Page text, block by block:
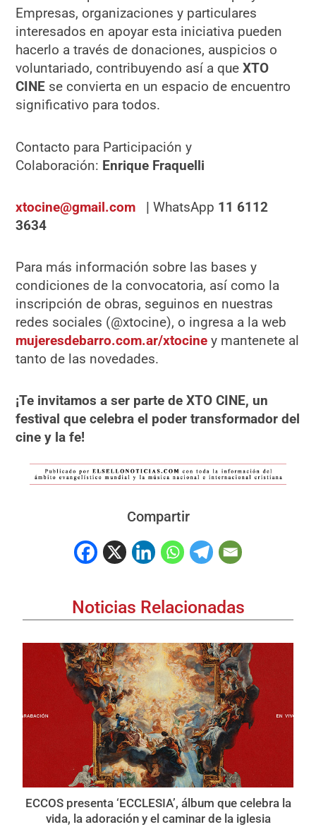
Empresas, organizaciones y particulares
interesados en apoyar esta iniciativa pueden
hacerlo a través de donaciones, auspicios o
voluntariado, contribuyendo así a queXTO
CINE se convierta en un espacio de encuentro
significativo para todos.
Contacto para Participación y
Colaboración: Enrique Fraquelli
xtocine@gmail.com |WhatsApp 11 6112
3634
Para más información sobre las bases y
condiciones de la convocatoria, así como la
inscripción de obras, seguinos en nuestras
redes sociales (@xtocine), o ingresa a la web
mujeresdebarro.com.ar/xtocine y mantenete al
tanto de las novedades.
¡Te invitamos a ser parte de XTO CINE, un
festival que celebra el poder transformador del
cine y la fe!
Compartir
Noticias Relacionadas
ECCOS presenta ‘ECCLESIA’, álbum que celebra la
vida, la adoración y el caminar de la iglesia